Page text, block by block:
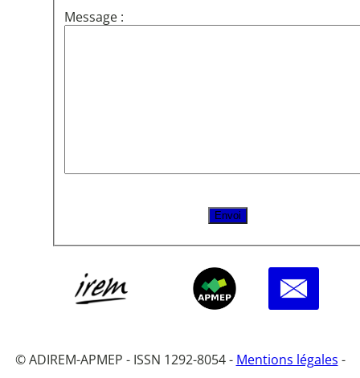
Message :
© ADIREM-APMEP - ISSN 1292-8054 - Mentions légales -